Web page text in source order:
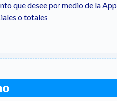
que desee por medio de la App
o totales